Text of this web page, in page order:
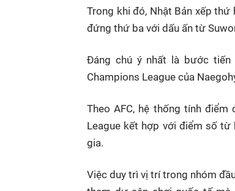
Trong khi đó, Nhật Bản xếp thứ
đứng thứ ba với dấu ấn từ
Đáng chú ý nhất là bước tiến
Champions League của
Theo AFC, hệ thống tính
League kết hợp với điểm số từ
gia.
Việc duy trì vị trí trong nhóm